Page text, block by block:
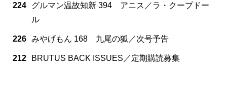
224
グルマン温故知新 394 アニス／ラ・クープドー
ル
226 みやげもん 168 九尾の狐／次号予告
212 BRUTUS BACK ISSUES／定期購読募集